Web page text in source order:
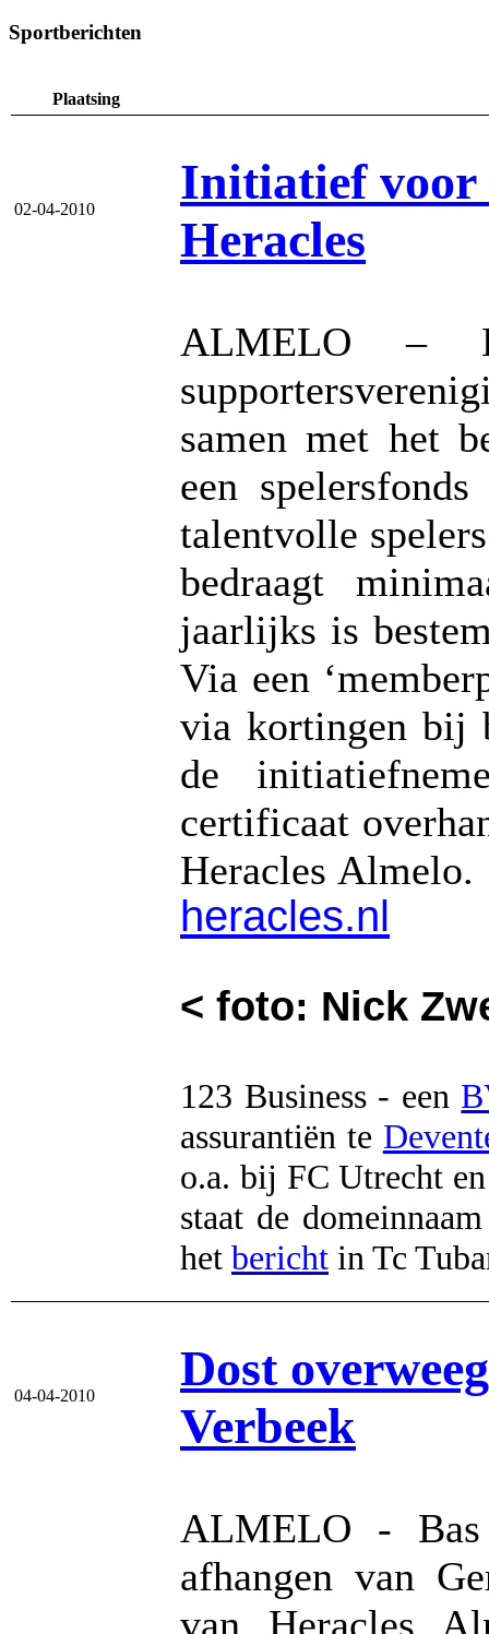
Sportberichten
Plaatsing
02-04-2010
Initiatief voor
Heracles
ALMELO –
samen met het
een
talentvolle
bedraagt
jaarlijks is
Via een
via kortingen bij
de
certificaat
Heracles
heracles.nl
< foto: Nick
123 Business - een
assurantiën te
o.a. bij FC Utrecht
staat de
het bericht in Tc
04-04-2010
Dost
Verbeek
ALMELO -
afhangen van
van Heracles